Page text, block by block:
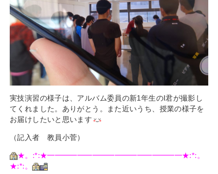
実技演習の様子は、アルバム委員の新1年生のI君が撮影し
てくれました。ありがとう。
また近いうち、授業の様子を
お届けしたいと思います
（記入者 教員小菅）
★。:*:★━━━━━━━━━━━━━━━━━━★:*:。
★:*:。